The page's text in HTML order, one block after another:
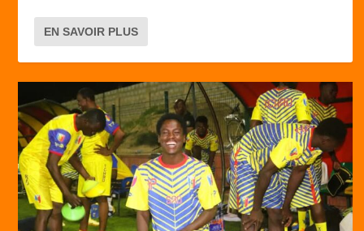
EN SAVOIR PLUS